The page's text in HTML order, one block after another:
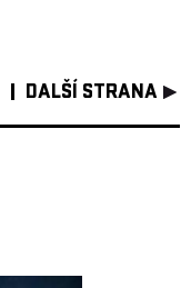
DALŠÍ STRANA